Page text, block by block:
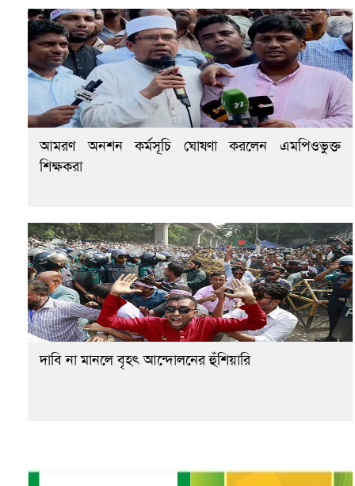
আমরণ অনশন কর্মসূচি ঘোষণা করলেন এমপিওভুক্ত
শিক্ষকরা
দাবি না মানলে বৃহৎ আন্দোলনের হুঁশিয়ারি